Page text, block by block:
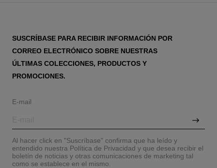
SUSCRÍBASE PARA RECIBIR INFORMACIÓN POR
CORREO ELECTRÓNICO SOBRE NUESTRAS
ÚLTIMAS COLECCIONES, PRODUCTOS Y
PROMOCIONES.
E-mail
Al hacer click en "Suscríbase" confirma que ha leído y
entendido nuestra Política de Privacidad y que desea recibir el
boletín de noticias y otras comunicaciones de marketing tal
como se establece en el mismo.